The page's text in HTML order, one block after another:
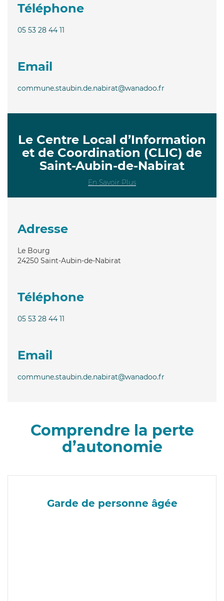
Téléphone
05 53 28 44 11
Email
commune.staubin.de.nabirat@wanadoo.fr
Le Centre Local d’Information
et de Coordination (CLIC) de
Saint-Aubin-de-Nabirat
En Savoir Plus
Adresse
Le Bourg
24250 Saint-Aubin-de-Nabirat
Téléphone
05 53 28 44 11
Email
commune.staubin.de.nabirat@wanadoo.fr
Comprendre la perte
d’autonomie
Garde de personne âgée